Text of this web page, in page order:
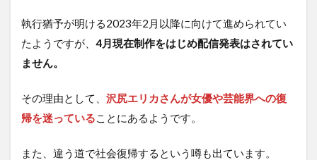
執行猶予が明ける2023年2月以降に向けて進められてい
たようですが、 4月現在制作をはじめ配信発表はされてい
ません。
その理由として、 沢尻エリカさんが女優や芸能界への復
帰を迷っていることにあるようです。
また、違う道で社会復帰するという噂も出ています。